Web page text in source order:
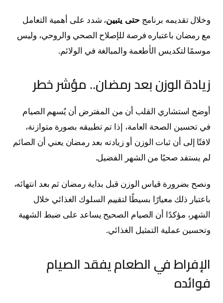
وخلال تقديمه برنامج حتى يتبين، شدد على أهمية التعامل
مع رمضان باعتباره فرصة للإصلاح الصحي والروحي، وليس
موسمًا لتكديس الأطعمة والمبالغة في الولائم.
زيادة الوزن بعد رمضان.. مؤشر خطر
أوضح استشاري القلب أن من المفترض أن يُسهم الصيام
في تحسين الصحة العامة، إذا تم تطبيقه بصورة متوازنة،
لافتًا إلى أن ثبات الوزن أو زيادته بعد رمضان يعني أن الصائم
لم يستفد صحيًا من الشهر الفضيل.
ونصح بضرورة قياس الوزن قبل بداية رمضان ثم بعد انتهائه،
باعتبار ذلك معيارًا بسيطًا لتقييم السلوك الغذائي خلال
الشهر، مؤكدًا أن الصيام الصحيح يساعد على ضبط الشهية
وتحسين عملية التمثيل الغذائي.
الإفراط في الطعام يفقد الصيام
فوائده